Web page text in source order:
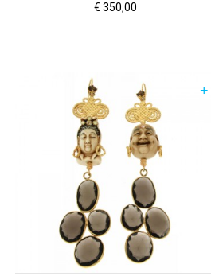
€ 350,00
+